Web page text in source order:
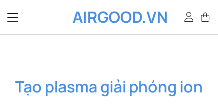
qua
dung
AIRGOOD.VN
Tạo plasma giải phóng ion